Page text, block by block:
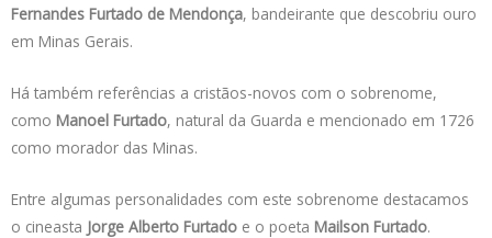
Fernandes Furtado de Mendonça, bandeirante que descobriu ouro
em Minas Gerais.
Há também referências a cristãos-novos com o sobrenome,
como Manoel Furtado, natural da Guarda e mencionado em 1726
como morador das Minas.
Entre algumas personalidades com este sobrenome destacamos
o cineasta Jorge Alberto Furtado e o poeta Mailson Furtado.